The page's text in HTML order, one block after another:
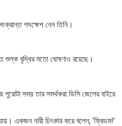
পদক্ষেপ নেন তিনি।
শুল্ক বৃদ্ধির মতো ঘোষণাও রয়েছে।
সময় তার সমর্থকরা ডিসি জেলের বাইরে
একজন নারী চিৎকার করে বলেন, ‘ফ্রিডম!’